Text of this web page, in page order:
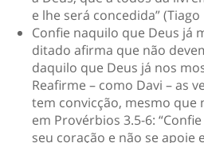
e lhe será concedida” (Tiago
Confie naquilo que Deus já
ditado afirma que não
daquilo que Deus já nos
Reafirme – como Davi – as
tem convicção, mesmo que
em Provérbios 3.5-6:
seu coração e não se apoie